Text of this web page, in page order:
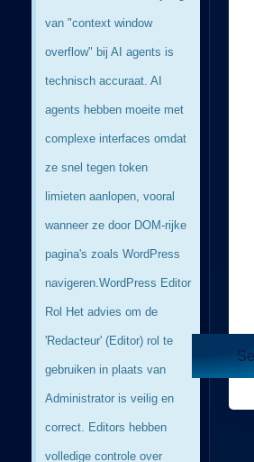
van "context window
overflow" bij AI agents is
technisch accuraat. AI
agents hebben moeite met
complexe interfaces omdat
ze snel tegen token
limieten aanlopen, vooral
wanneer ze door DOM-rijke
pagina's zoals WordPress
navigeren. ​ WordPress Editor
Rol Het advies om de
'Redacteur' (Editor) rol te
gebruiken in plaats van
Administrator is veilig en
correct. Editors hebben
volledige controle over